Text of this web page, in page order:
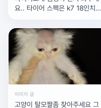
요.. 타이어 스펙은 k7 18인치옵
17.7만에 네짝 70.7만브레이크
패드도
이미지 글
고양이 탈모짤좀 찾아주세요 그